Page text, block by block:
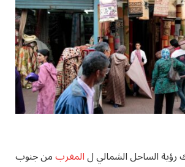
الساحل الشمالي لالمغربمن جنوب